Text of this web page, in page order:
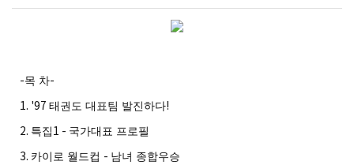
-목 차-
1. '97 태권도 대표팀 발진하다!
2. 특집 1 - 국가대표 프로필
3. 카이로 월드컵 - 남녀 종합우승